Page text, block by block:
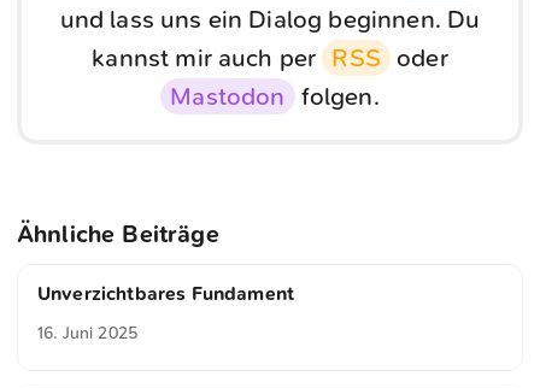
und lass uns ein Dialog beginnen. Du
kannst mir auch per RSS oder
Mastodon folgen.
Ähnliche Beiträge
Unverzichtbares Fundament
16. Juni 2025